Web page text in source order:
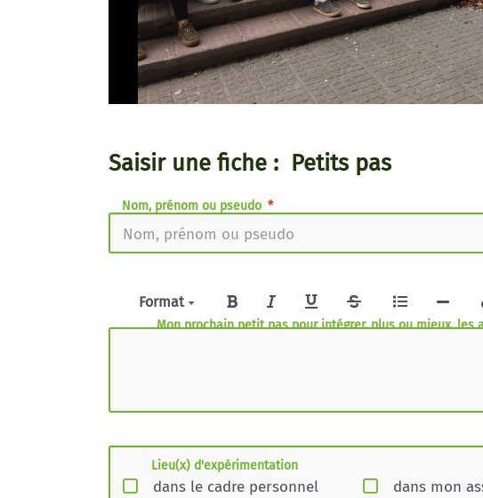
Saisir une fiche : Petits pas
Nom, prénom ou pseudo
Mon prochain petit pas pour intégrer, plus ou mieux, les
Format
Lieu(x) d'expérimentation
dans le cadre personnel
dans mon